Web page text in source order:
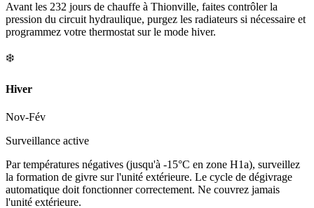
Avant les 232 jours de chauffe à Thionville, faites contrôler la
pression du circuit hydraulique, purgez les radiateurs si nécessaire et
programmez votre thermostat sur le mode hiver.
❄️
Hiver
Nov-Fév
Surveillance active
Par températures négatives (jusqu'à -15°C en zone H1a), surveillez
la formation de givre sur l'unité extérieure. Le cycle de dégivrage
automatique doit fonctionner correctement. Ne couvrez jamais
l'unité extérieure.